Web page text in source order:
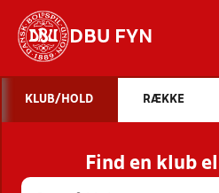
DBU FYN
STILLINGER,
HOLD
KLUB/HOLD RÆKKE
Find en klub